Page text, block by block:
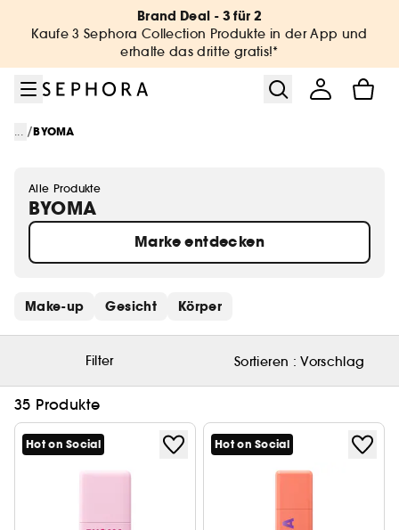
Zum HauptinhaltBrand Deal - 3 für 2
Kaufe 3 Sephora Collection Produkte in der App und
erhalte das dritte gratis!*
... /BYOMA
Alle Produkte
BYOMA
Marke entdecken
Schnelllinks überspringen
Make-up Gesicht Körper
Filter Sortieren :Vorschlag
35 Produkte
Hot on Social Hot on Social